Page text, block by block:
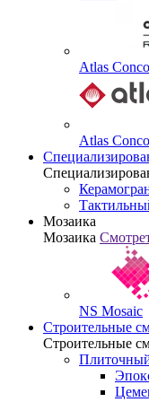
Atlas
Atlas
Мозаика
Мозаика
NS Mosaic
Строительные
Строительные